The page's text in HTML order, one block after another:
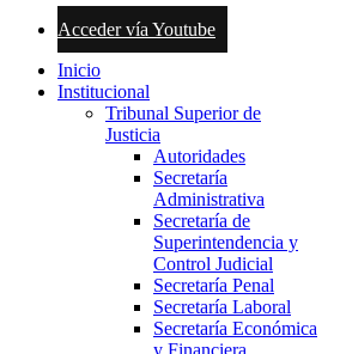
Acceder vía Youtube
Inicio
Institucional
Tribunal Superior de
Justicia
Autoridades
Secretaría
Administrativa
Secretaría de
Superintendencia y
Control Judicial
Secretaría Penal
Secretaría Laboral
Secretaría Económica
y Financiera